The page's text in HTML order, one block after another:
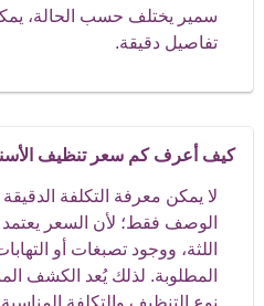
سمير يختلف حسب الحالة،
تفاصيل دقيقة.
كيف أعرف كم سعر تنظيف
لا يمكن معرفة التكلفة
الوصف فقط؛ لأن السعر يعتمد
اللثة، ووجود تصبغات أو
المطلوبة. لذلك يُعد الكشف
نوع التنظيف والتكلفة